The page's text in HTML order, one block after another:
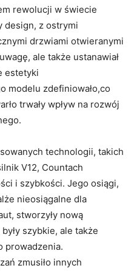
rewolucji w świecie
design, z ostrymi
drzwiami otwieranymi
ale także ustanawiał
estetyki
modelu zdefiniowało,co
trwały wpływ na rozwój
technologii, takich
V12, Countach
i szybkości. Jego osiągi,
nieosiągalne dla
stworzyły nową
szybkie, ale także
prowadzenia.
zmusiło innych